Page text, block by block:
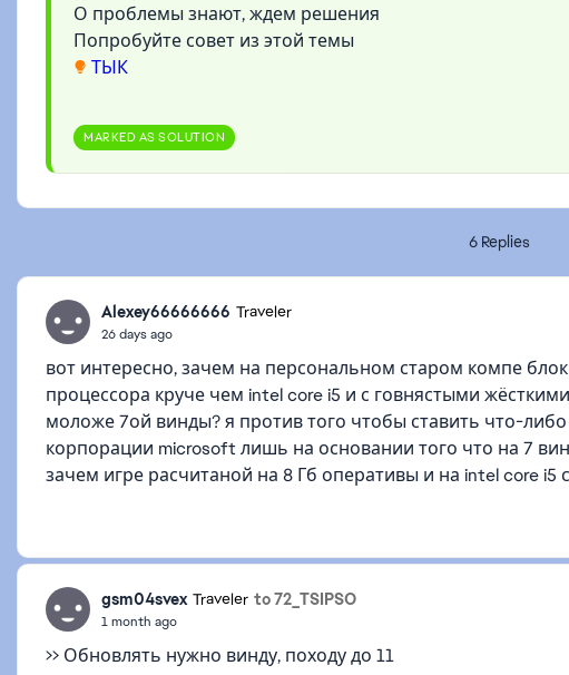
О проблемы знают, ждем решения
Попробуйте совет из этой темы
ТЫК
MARKED AS SOLUTION
6 Replies
Alexey66666666 Traveler
26 days ago
вот интересно, зачем на персональном старом компе
процессора круче чем intel core i5 и с говнястыми
моложе 7ой винды? я против того чтобы ставить что-
корпорации microsoft лишь на основании того что на 7
зачем игре расчитаной на 8 Гб оперативы и на intel core i5
gsm04svex Traveler to 72_TSIPSO
1 month ago
>> Обновлять нужно винду, походу до 11